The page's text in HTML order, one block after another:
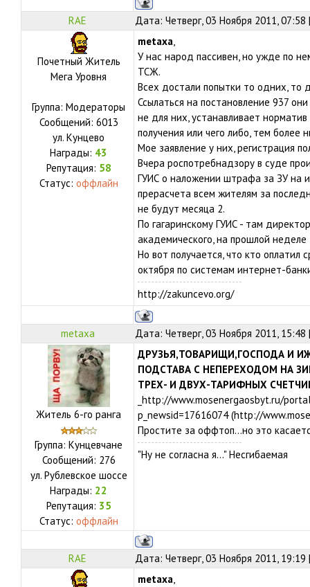
RAE Дата: Четверг, 03 Ноября 2011,
Почетный Житель
Мега Уровня
Группа: Модераторы
Сообщений: 6013
ул. Кунцево
Награды: 43
Репутация: 58
Статус: оффлайн
metaxa,
У нас народ пассивен, но ужде по
ТСЖ.
Всех достали попытки то одних, то
Ссылаться на постановление 937
не для них, устанавливает
получения или чего либо, тем более
Мое заявление у них, регистрация
Вчера роспотребнадзору в суде
ГУИС о наложении штрафа за ЗУ на
прерасчета всем жителям за
не будут месяца 2.
По гагаринскому ГУИС - там
академического, на прошлой
Но вот получается, что кто оплатил
октября по системам интернет-
http://zakuncevo.org/
metaxa Дата: Четверг, 03 Ноября 2011,
Житель 6-го ранга
Группа: Кунцевчане
Сообщений: 276
ул. Рублевское шоссе
Награды: 22
Репутация: 35
Статус: оффлайн
ДРУЗЬЯ,ТОВАРИЩИ,ГОСПОДА И
ПОДСТАВА С НЕПЕРЕХОДОМ НА
ТРЕХ- И ДВУХ-ТАРИФНЫХ
_http://www.mosenergаosbyt.ru/
p_newsid=17616074 (http://
Простите за оффтоп...но это
"Ну не согласна я..." Несгибаемая
RAE Дата: Четверг, 03 Ноября 2011,
metaxa,